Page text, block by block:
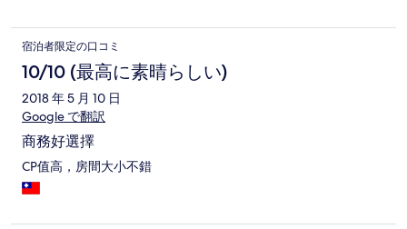
宿泊者限定の口コミ
10/10 (最高に素晴らしい)
2018 年 5 月 10 日
Google で翻訳
商務好選擇
CP值高，房間大小不錯